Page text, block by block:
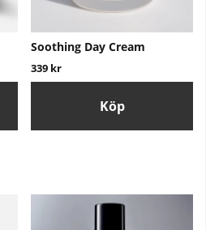
Soothing Day Cream
339 kr
Köp